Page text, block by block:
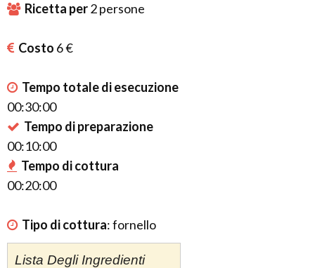
Ricetta per2persone
Costo 6 €
Tempo totale di esecuzione
00:30:00
Tempo di preparazione
00:10:00
Tempo di cottura
00:20:00
Tipo di cottura:fornello
Lista Degli Ingredienti